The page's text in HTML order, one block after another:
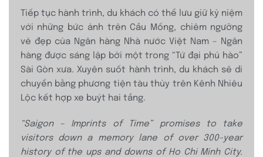
Tiếp tục hành trình, du khách có thể lưu giữ kỷ niệm
với những bức ảnh trên Cầu Mống, chiêm ngưỡng
vẻ đẹp của Ngân hàng Nhà nước Việt Nam – Ngân
hàng được sáng lập bởi một trong “Tứ đại phú hào”
Sài Gòn xưa. Xuyên suốt hành trình, du khách sẽ di
chuyển bằng phương tiện tàu thủy trên Kênh Nhiêu
Lộc kết hợp xe buýt hai tầng.
“Saigon – Imprints of Time” promises to take
visitors down a memory lane of over 300-year
history of the ups and downs of Ho Chi Minh City.